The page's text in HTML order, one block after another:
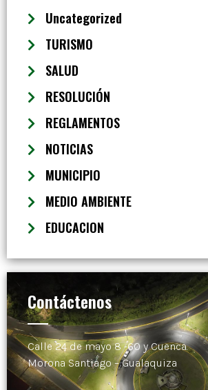
Uncategorized
TURISMO
SALUD
RESOLUCIÓN
REGLAMENTOS
NOTICIAS
MUNICIPIO
MEDIO AMBIENTE
EDUCACION
Contáctenos
Calle 24 de mayo 8 -60 y Cuenca.
Morona Santiago – Gualaquiza